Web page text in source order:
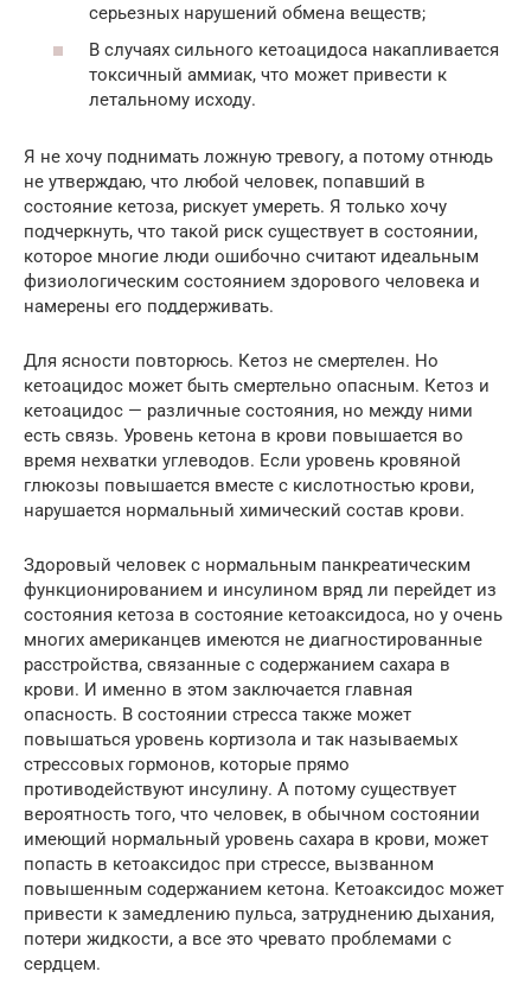
серьезных нарушений обмена веществ;
В случаях сильного кетоацидоса накапливается
токсичный аммиак, что может привести к
летальному исходу.
Я не хочу поднимать ложную тревогу, а потому отнюдь
не утверждаю, что любой человек, попавший в
состояние кетоза, рискует умереть. Я только хочу
подчеркнуть, что такой риск существует в состоянии,
которое многие люди ошибочно считают идеальным
физиологическим состоянием здорового человека и
намерены его поддерживать.
Для ясности повторюсь. Кетоз не смертелен. Но
кетоацидос может быть смертельно опасным. Кетоз и
кетоацидос — различные состояния, но между ними
есть связь. Уровень кетона в крови повышается во
время нехватки углеводов. Если уровень кровяной
глюкозы повышается вместе с кислотностью крови,
нарушается нормальный химический состав крови.
Здоровый человек с нормальным панкреатическим
функционированием и инсулином вряд ли перейдет из
состояния кетоза в состояние кетоаксидоса, но у очень
многих американцев имеются не диагностированные
расстройства, связанные с содержанием сахара в
крови. И именно в этом заключается главная
опасность. В состоянии стресса также может
повышаться уровень кортизола и так называемых
стрессовых гормонов, которые прямо
противодействуют инсулину. А потому существует
вероятность того, что человек, в обычном состоянии
имеющий нормальный уровень сахара в крови, может
попасть в кетоаксидос при стрессе, вызванном
повышенным содержанием кетона. Кетоаксидос может
привести к замедлению пульса, затруднению дыхания,
потери жидкости, а все это чревато проблемами с
сердцем.